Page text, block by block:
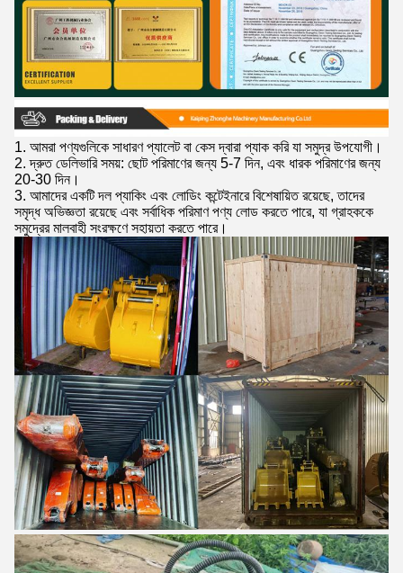
1. আমরা পণ্যগুলিকে সাধারণ প্যালেট বা কেস দ্বারা প্যাক করি যা সমুদ্র উপযোগী।
2. দ্রুত ডেলিভারি সময়: ছোট পরিমাণের জন্য 5-7 দিন, এবং ধারক পরিমাণের জন্য
20-30 দিন।
3. আমাদের একটি দল প্যাকিং এবং লোডিং কন্টেইনারে বিশেষায়িত রয়েছে, তাদের
সমৃদ্ধ অভিজ্ঞতা রয়েছে এবং সর্বাধিক পরিমাণ পণ্য লোড করতে পারে, যা গ্রাহককে
সমুদ্রের মালবাহী সংরক্ষণে সহায়তা করতে পারে।